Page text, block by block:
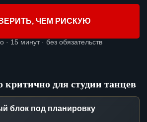
ЧЕМ РИСКУЮ
· 15 минут · без обязательств
критично для студии танцев
блок под планировку